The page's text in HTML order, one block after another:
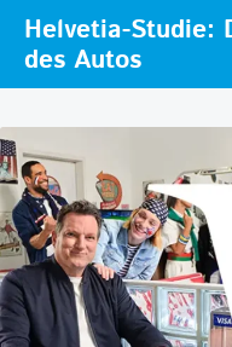
Helvetia-Studie:
des Autos